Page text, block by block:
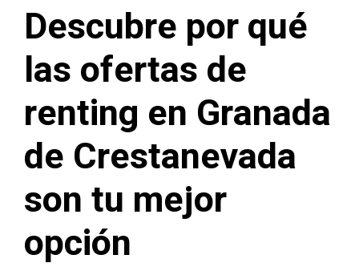
Descubre por qué
las ofertas de
renting en Granada
de Crestanevada
son tu mejor
opción